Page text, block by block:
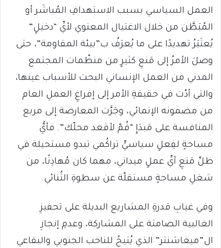
العمل السياسي بسبب الاستهدافِ المُباشَر أو
المُبَطَّن من خلال الاغتيال المعنوي لأيِّ “دخيلٍ”
يُعتَبَرُ تهديدًا على ما يُعرَفُ ب”بيئة المقاومة”، حتى
وصلَ الأمرُ إلى مَنعِ كثيرٍ من منظّمات المجتمع
المدني من العمل الإنساني البحت للأسباب عينها،
والتي أدّت في حقيقةِ الأمر إلى إفراغِ العملِ العام
من مضمونه الإنمائي، وجَرَّت المعارضة إلى مربع
المنافسة على مَبدَإِ “قُمّ لأقعد محلّك”. فأيُّ
مساحةٍ لفِعلٍ سياسيٍّ تراكُمي تبدو مستحيلة في
ظلِّ مَنعِ أيِّ عملٍ ميداني، مهما كان مُهادِنًا، من
شغلِ مساحةٍ مستقلّة عن سطوةِ الثُنائي.
وفي غيابِ قدرةِ المشاريع البديلة على تحفيزِ
الغالبية الصامتة على المشاركة، وعدمِ إنجازِ
ال”ميغاسَنتر” الذي يُتيحُ للناخب الجنوبي والبقاعي